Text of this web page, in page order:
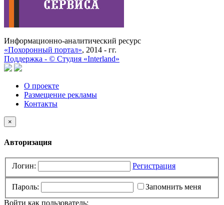
Информационно-аналитический ресурс
«Похоронный портал», 2014 - гг.
Поддержка - © Cтудия «Interland»
О проекте
Размещение рекламы
Контакты
×
Авторизация
Логин: Регистрация
Пароль:
Запомнить меня
Войти как пользователь: